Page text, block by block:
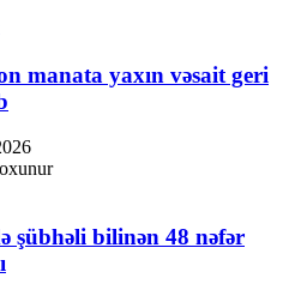
manata yaxın vəsait geri
şübhəli bilinən 48 nəfər